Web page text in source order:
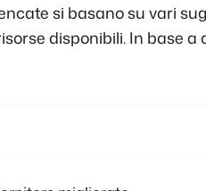
si basano su vari
disponibili. In base